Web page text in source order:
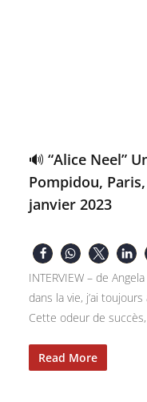
🔊 “Alice Neel”
Pompidou,
janvier 2023
INTERVIEW – de
dans la vie, j’ai
Cette odeur de succès,
Read More